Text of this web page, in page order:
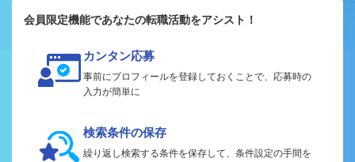
会員限定機能であなたの転職活動をアシスト！
カンタン応募
事前にプロフィールを登録しておくことで、応募時の
入力が簡単に
検索条件の保存
繰り返し検索する条件を保存して、条件設定の手間を